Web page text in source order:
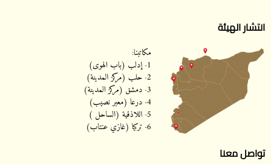
انتشار الهيئة
تواصل معنا